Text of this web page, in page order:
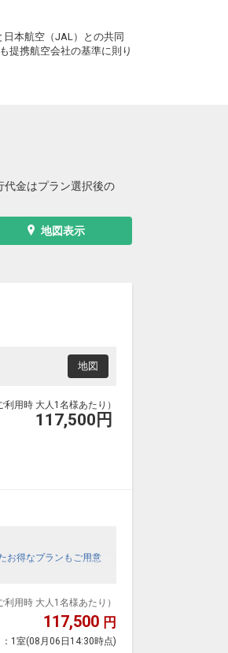
本航空（JAL）との共同
提携航空会社の基準に則り
代金はプラン選択後の
地図表示
地図
利用時 大人1名様あたり）
117,500 円
お得なプランもご用意
利用時 大人1名様あたり）
117,500 円
1室(08月06日14:30時点)